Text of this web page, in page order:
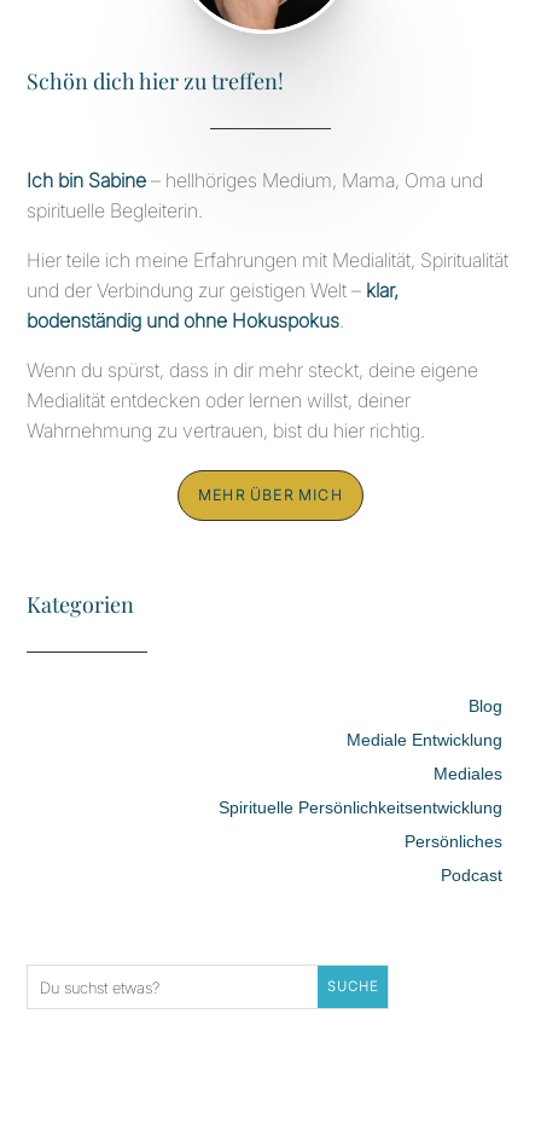
Schön dich hier zu treffen!
Ich bin Sabine – hellhöriges Medium, Mama, Oma und
spirituelle Begleiterin.
Hier teile ich meine Erfahrungen mit Medialität, Spiritualität
und der Verbindung zur geistigen Welt – klar,
bodenständig und ohne Hokuspokus.
Wenn du spürst, dass in dir mehr steckt, deine eigene
Medialität entdecken oder lernen willst, deiner
Wahrnehmung zu vertrauen, bist du hier richtig.
MEHR ÜBER MICH
Kategorien
Blog
Mediale Entwicklung
Mediales
Spirituelle Persönlichkeitsentwicklung
Persönliches
Podcast